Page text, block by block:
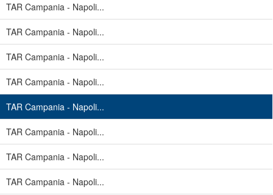
TAR Campania - Napoli...
TAR Campania - Napoli...
TAR Campania - Napoli...
TAR Campania - Napoli...
TAR Campania - Napoli...
TAR Campania - Napoli...
TAR Campania - Napoli...
TAR Campania - Napoli...